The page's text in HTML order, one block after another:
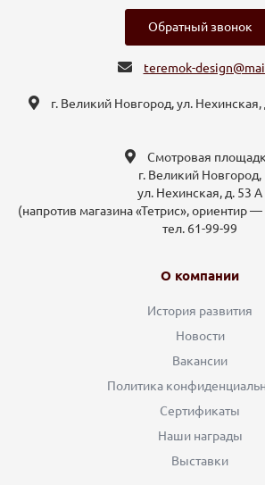
Обратный звонок
teremok-
г. Великий Новгород, ул. Нехинская,
Смотровая
г. Великий Новгород,
ул. Нехинская, д. 53 А
(напротив магазина «Тетрис», ориентир
тел. 61-99-99
О компании
История развития
Новости
Вакансии
Политика
Сертификаты
Наши награды
Выставки